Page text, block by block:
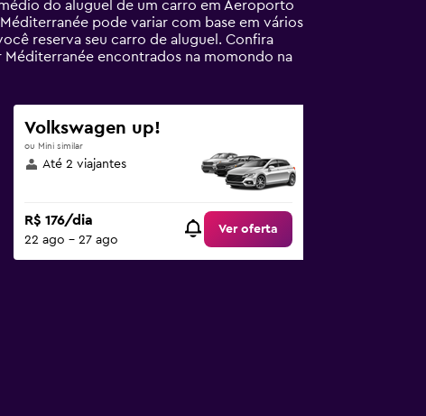
do aluguel de um carro em Aeroporto
pode variar com base em vários
reserva seu carro de aluguel. Confira
encontrados na momondo na
Volkswagen up!
ou Mini similar
Até 2 viajantes
R$ 176/dia
22 ago - 27 ago
Ver oferta